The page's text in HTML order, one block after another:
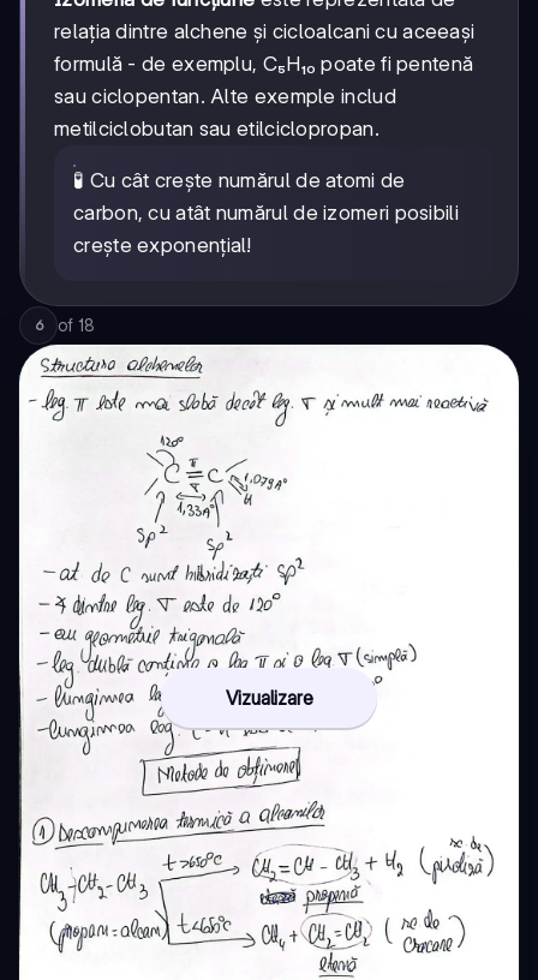
relația dintre alchene și cicloalcani cu aceeași
formulă - de exemplu, C₅H₁₀ poate fi pentenă
sau ciclopentan. Alte exemple includ
metilciclobutan sau etilciclopropan.
🧪 Cu cât crește numărul de atomi de
carbon, cu atât numărul de izomeri posibili
crește exponențial!
6 of 18
Vizualizare